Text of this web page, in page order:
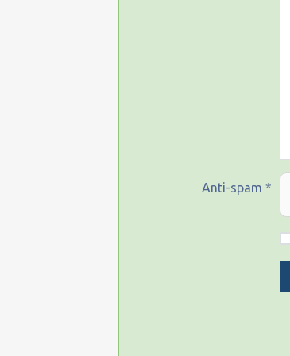
Anti-spam